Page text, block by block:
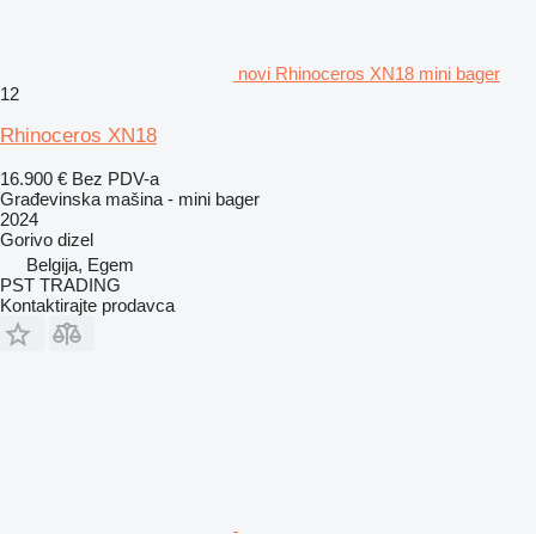
novi Rhinoceros XN18 mini bager
12
Rhinoceros XN18
16.900 € Bez PDV-a
Građevinska mašina - mini bager
2024
Gorivo dizel
Belgija, Egem
PST TRADING
Kontaktirajte prodavca